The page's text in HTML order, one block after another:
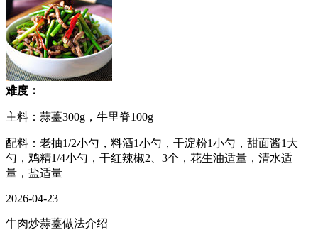
难度：
主料：蒜薹300g，牛里脊100g
配料：老抽1/2小勺，料酒1小勺，干淀粉1小勺，甜面酱1大
勺，鸡精1/4小勺，干红辣椒2、3个，花生油适量，清水适
量，盐适量
2026-04-23
牛肉炒蒜薹做法介绍